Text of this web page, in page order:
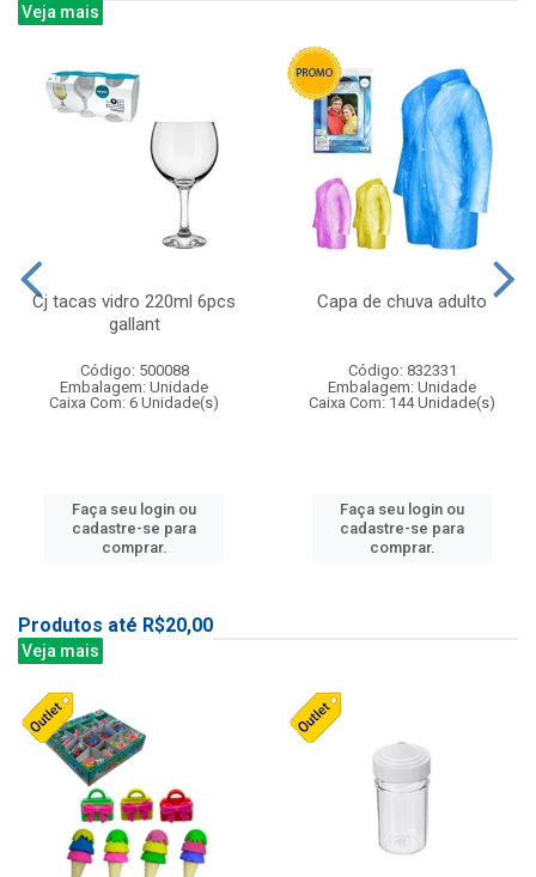
Veja mais
Cj tacas vidro 220ml 6pcs
gallant
Código: 500088
Embalagem: Unidade
Caixa Com: 6 Unidade(s)
Faça seu login ou
cadastre-se para
comprar.
Capa de chuva adulto
Código: 832331
Embalagem: Unidade
Caixa Com: 144 Unidade(s)
Faça seu login ou
cadastre-se para
comprar.
Produtos até R$20,00
Veja mais